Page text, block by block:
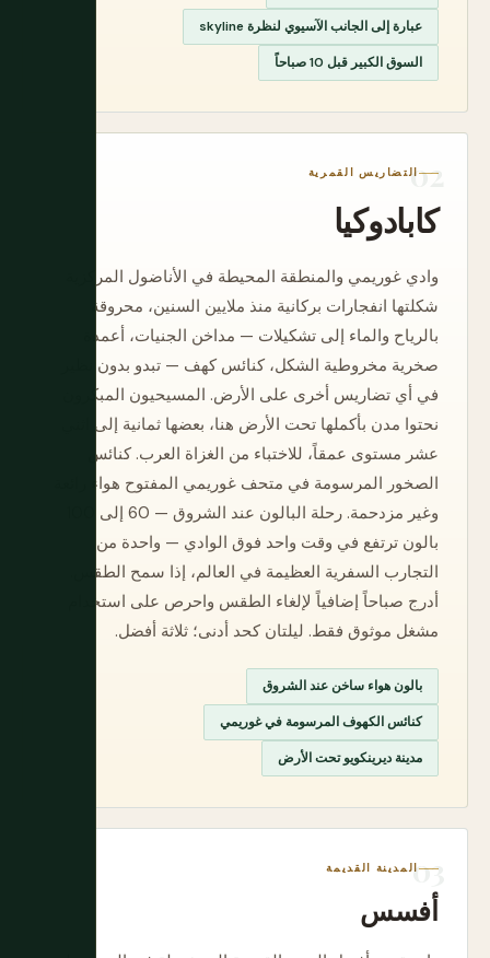
عبارة إلى الجانب الآسيوي لنظرة skyline
السوق الكبير قبل 10 صباحاً
التضاريس القمرية
كابادوكيا
وادي غوريمي والمنطقة المحيطة في الأناضول المركزية
شكلتها انفجارات بركانية منذ ملايين السنين، محروقة
بالرياح والماء إلى تشكيلات — مداخن الجنيات، أعمدة
صخرية مخروطية الشكل، كنائس كهف — تبدو بدون نظير
في أي تضاريس أخرى على الأرض. المسيحيون المبكرون
نحتوا مدن بأكملها تحت الأرض هنا، بعضها ثمانية إلى اثني
عشر مستوى عمقاً، للاختباء من الغزاة العرب. كنائس
الصخور المرسومة في متحف غوريمي المفتوح هواء رائعة
بالون ترتفع في وقت واحد فوق الوادي — واحدة من
التجارب السفرية العظيمة في العالم، إذا سمح الطقس.
أدرج صباحاً إضافياً لإلغاء الطقس واحرص على استخدام
مشغل موثوق فقط. ليلتان كحد أدنى؛ ثلاثة أفضل.
بالون هواء ساخن عند الشروق
كنائس الكهوف المرسومة في غوريمي
مدينة ديرينكويو تحت الأرض
المدينة القديمة
أفسس